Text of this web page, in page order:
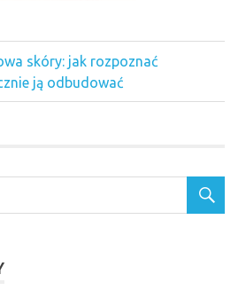
skóry: jak rozpoznać
ją odbudować